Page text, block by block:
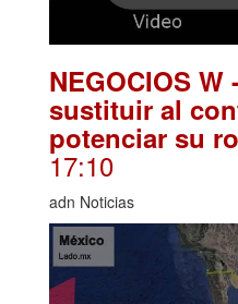
NEGOCIOS
sustituir al
potenciar su
17:10
adn Noticias